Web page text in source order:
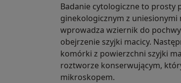
Badanie cytologiczne to prosty
ginekologicznym z
wprowadza wziernik do
obejrzenie szyjki macicy.
komórki z powierzchni szyjki
roztworze konserwującym,
mikroskopem.